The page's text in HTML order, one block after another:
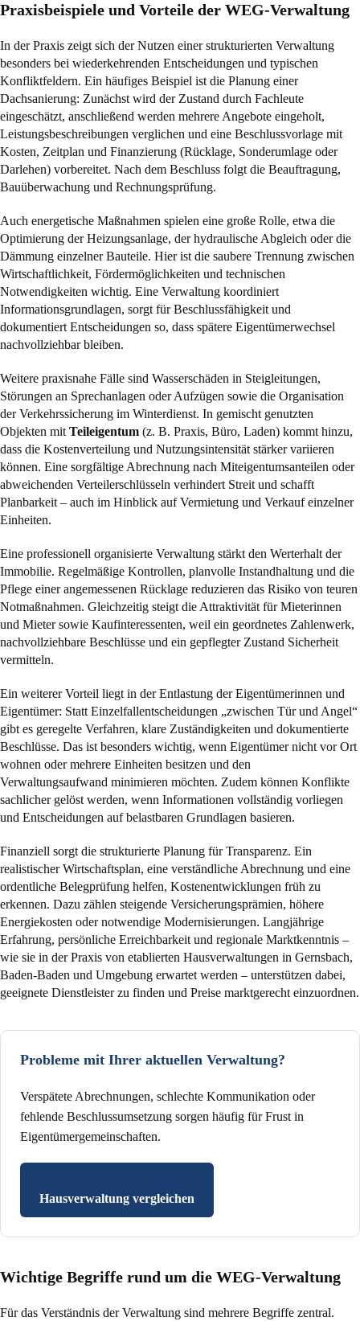
Praxisbeispiele und Vorteile der WEG-Verwaltung
In der Praxis zeigt sich der Nutzen einer strukturierten Verwaltung
besonders bei wiederkehrenden Entscheidungen und typischen
Konfliktfeldern. Ein häufiges Beispiel ist die Planung einer
Dachsanierung: Zunächst wird der Zustand durch Fachleute
eingeschätzt, anschließend werden mehrere Angebote eingeholt,
Leistungsbeschreibungen verglichen und eine Beschlussvorlage mit
Kosten, Zeitplan und Finanzierung (Rücklage, Sonderumlage oder
Darlehen) vorbereitet. Nach dem Beschluss folgt die Beauftragung,
Bauüberwachung und Rechnungsprüfung.
Auch energetische Maßnahmen spielen eine große Rolle, etwa die
Optimierung der Heizungsanlage, der hydraulische Abgleich oder die
Dämmung einzelner Bauteile. Hier ist die saubere Trennung zwischen
Wirtschaftlichkeit, Fördermöglichkeiten und technischen
Notwendigkeiten wichtig. Eine Verwaltung koordiniert
Informationsgrundlagen, sorgt für Beschlussfähigkeit und
dokumentiert Entscheidungen so, dass spätere Eigentümerwechsel
nachvollziehbar bleiben.
Weitere praxisnahe Fälle sind Wasserschäden in Steigleitungen,
Störungen an Sprechanlagen oder Aufzügen sowie die Organisation
der Verkehrssicherung im Winterdienst. In gemischt genutzten
Objekten mit Teileigentum (z. B. Praxis, Büro, Laden) kommt hinzu,
dass die Kostenverteilung und Nutzungsintensität stärker variieren
können. Eine sorgfältige Abrechnung nach Miteigentumsanteilen oder
abweichenden Verteilerschlüsseln verhindert Streit und schafft
Planbarkeit – auch im Hinblick auf Vermietung und Verkauf einzelner
Einheiten.
Eine professionell organisierte Verwaltung stärkt den Werterhalt der
Immobilie. Regelmäßige Kontrollen, planvolle Instandhaltung und die
Pflege einer angemessenen Rücklage reduzieren das Risiko von teuren
Notmaßnahmen. Gleichzeitig steigt die Attraktivität für Mieterinnen
und Mieter sowie Kaufinteressenten, weil ein geordnetes Zahlenwerk,
nachvollziehbare Beschlüsse und ein gepflegter Zustand Sicherheit
vermitteln.
Ein weiterer Vorteil liegt in der Entlastung der Eigentümerinnen und
Eigentümer: Statt Einzelfallentscheidungen „zwischen Tür und Angel“
gibt es geregelte Verfahren, klare Zuständigkeiten und dokumentierte
Beschlüsse. Das ist besonders wichtig, wenn Eigentümer nicht vor Ort
wohnen oder mehrere Einheiten besitzen und den
Verwaltungsaufwand minimieren möchten. Zudem können Konflikte
sachlicher gelöst werden, wenn Informationen vollständig vorliegen
und Entscheidungen auf belastbaren Grundlagen basieren.
Finanziell sorgt die strukturierte Planung für Transparenz. Ein
realistischer Wirtschaftsplan, eine verständliche Abrechnung und eine
ordentliche Belegprüfung helfen, Kostenentwicklungen früh zu
erkennen. Dazu zählen steigende Versicherungsprämien, höhere
Energiekosten oder notwendige Modernisierungen. Langjährige
Erfahrung, persönliche Erreichbarkeit und regionale Marktkenntnis –
wie sie in der Praxis von etablierten Hausverwaltungen in Gernsbach,
Baden-Baden und Umgebung erwartet werden – unterstützen dabei,
geeignete Dienstleister zu finden und Preise marktgerecht einzuordnen.
Probleme mit Ihrer aktuellen Verwaltung?
Verspätete Abrechnungen, schlechte Kommunikation oder
fehlende Beschlussumsetzung sorgen häufig für Frust in
Eigentümergemeinschaften.
Hausverwaltung vergleichen
Wichtige Begriffe rund um die WEG-Verwaltung
Für das Verständnis der Verwaltung sind mehrere Begriffe zentral.